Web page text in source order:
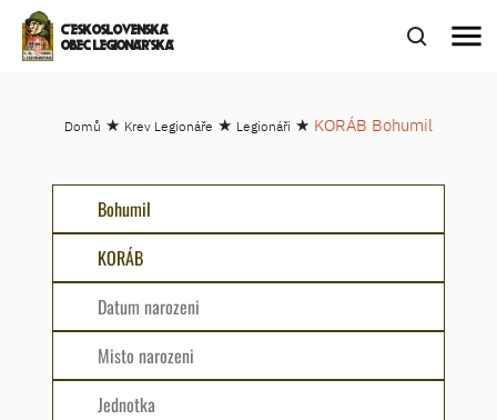
ČESKOSLOVENSKÁ
OBEC LEGIONÁŘSKÁ
menu
Domů ★ Krev Legionáře ★ Legionáři ★ KORÁB Bohumil